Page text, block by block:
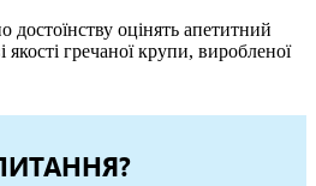
оцінять апетитний
якості гречаної крупи, виробленої